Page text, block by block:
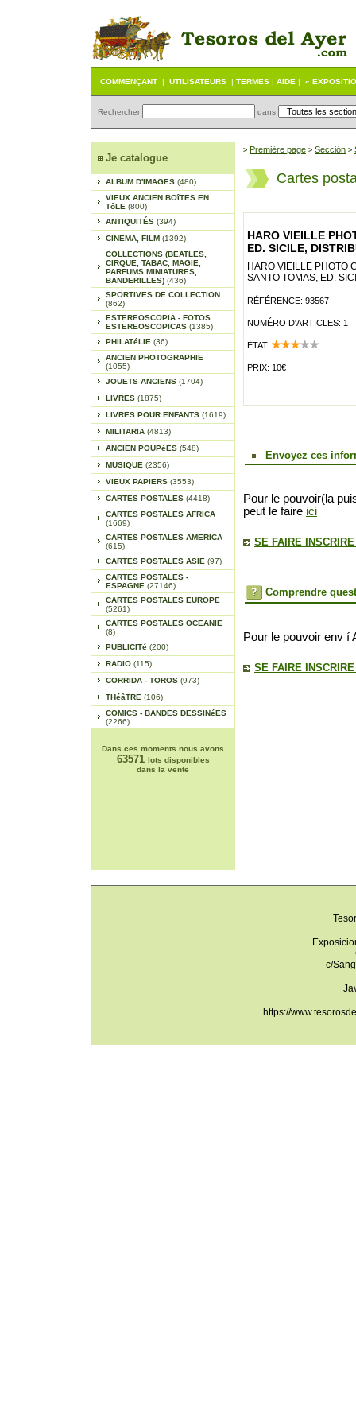
COMMENÇANT | UTILISATEURS | TERMES | AIDE | «
Rechercher dans
Je catalogue
ALBUM D'IMAGES (480)
VIEUX ANCIEN BOîTES EN
TôLE (800)
ANTIQUITÉS (394)
CINEMA, FILM (1392)
COLLECTIONS (BEATLES,
CIRQUE, TABAC, MAGIE,
PARFUMS MINIATURES,
BANDERILLES) (436)
SPORTIVES DE COLLECTION
(862)
ESTEREOSCOPIA - FOTOS
ESTEREOSCOPICAS (1385)
PHILATéLIE (36)
ANCIEN PHOTOGRAPHIE
(1055)
JOUETS ANCIENS (1704)
LIVRES (1875)
LIVRES POUR ENFANTS (1619)
MILITARIA (4813)
ANCIEN POUPéES (548)
MUSIQUE (2356)
VIEUX PAPIERS (3553)
CARTES POSTALES (4418)
CARTES POSTALES AFRICA
(1669)
CARTES POSTALES AMERICA
(615)
CARTES POSTALES ASIE (97)
CARTES POSTALES -
ESPAGNE (27146)
CARTES POSTALES EUROPE
(5261)
CARTES POSTALES OCEANIE
(8)
PUBLICITé (200)
RADIO (115)
CORRIDA - TOROS (973)
THéâTRE (106)
COMICS - BANDES DESSINéES
(2266)
Dans ces moments nous avons
63571 lots disponibles
dans la vente
> Première page > Sección >
Cartes
HARO VIEILLE
ED. SICILE,
HARO VIEILLE PHOTO
SANTO TOMAS, ED.
RÉFÉRENCE: 93567
NUMÉRO D'ARTICLES: 1
ÉTAT:
PRIX: 10€
Envoyez ces
Pour le pouvoir(la
peut le faire ici
SE FAIRE
Comprendre
Pour le pouvoir env í
SE FAIRE
c/
https://